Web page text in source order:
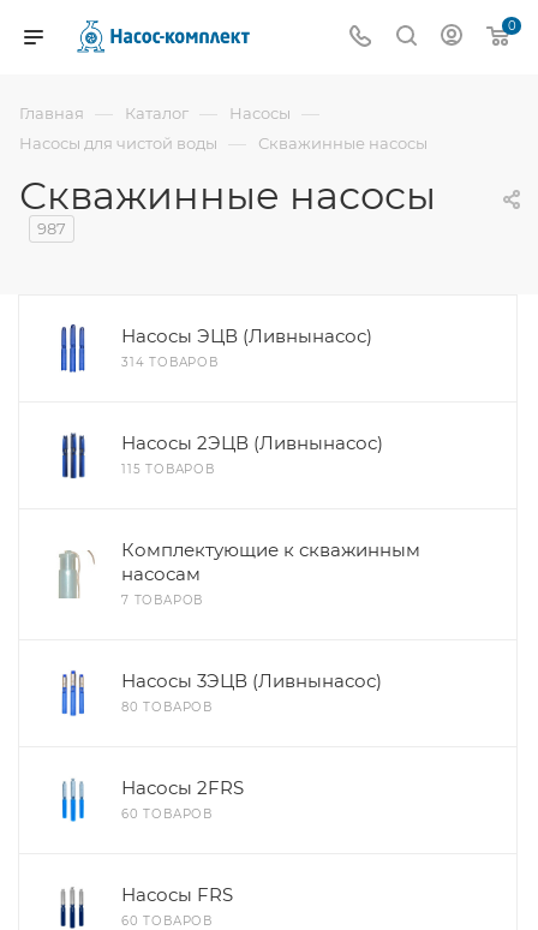
0
Главная — Каталог — Насосы —
Насосы для чистой воды — Скважинные насосы
Скважинные насосы
987
Насосы ЭЦВ (Ливнынасос)
314 ТОВАРОВ
Насосы 2ЭЦВ (Ливнынасос)
115 ТОВАРОВ
Комплектующие к скважинным
насосам
7 ТОВАРОВ
Насосы 3ЭЦВ (Ливнынасос)
80 ТОВАРОВ
Насосы 2FRS
60 ТОВАРОВ
Насосы FRS
60 ТОВАРОВ